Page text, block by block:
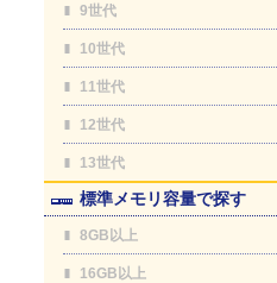
9世代
10世代
11世代
12世代
13世代
標準メモリ容量で探す
8GB以上
16GB以上